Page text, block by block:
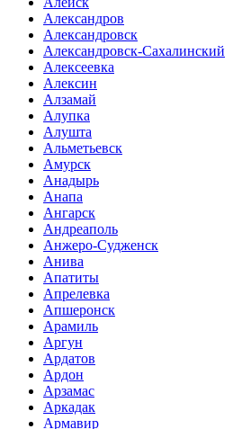
Александров
Александровск
Александровск-Сахалинский
Алексеевка
Алексин
Алзамай
Алупка
Алушта
Альметьевск
Амурск
Анадырь
Анапа
Ангарск
Андреаполь
Анжеро-Судженск
Анива
Апатиты
Апрелевка
Апшеронск
Арамиль
Аргун
Ардатов
Ардон
Арзамас
Аркадак
Армавир